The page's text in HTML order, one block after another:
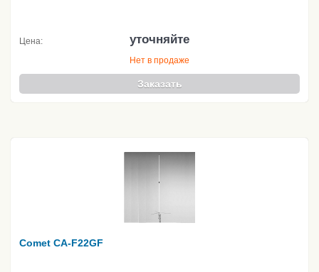
Цена: уточняйте
Нет в продаже
Заказать
Comet CA-F22GF